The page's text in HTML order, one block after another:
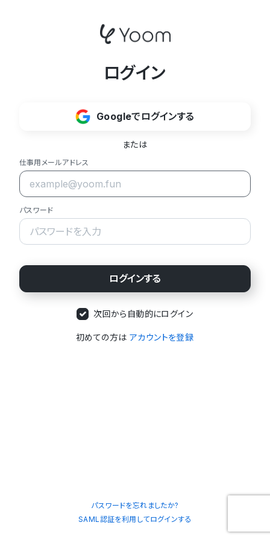
ログイン
Googleでログインする
または
仕事用メールアドレス
パスワード
次回から自動的にログイン
初めての方は アカウントを登録
パスワードを忘れましたか?
SAML認証を利用してログインする